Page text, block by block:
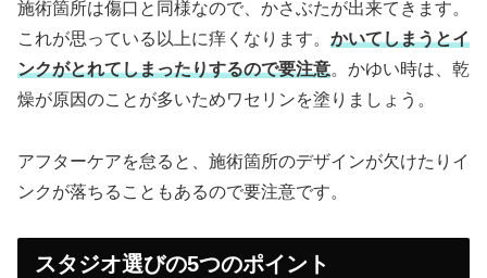
施術箇所は傷口と同様なので、かさぶたが出来てきます。
これが思っている以上に痒くなります。 かいてしまうとイ
ンクがとれてしまったりするので要注意。かゆい時は、乾
燥が原因のことが多いためワセリンを塗りましょう。
アフターケアを怠ると、施術箇所のデザインが欠けたりイ
ンクが落ちることもあるので要注意です。
スタジオ選びの5つのポイント